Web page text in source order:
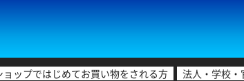
ップではじめてお買い物をされる方 法人・学校